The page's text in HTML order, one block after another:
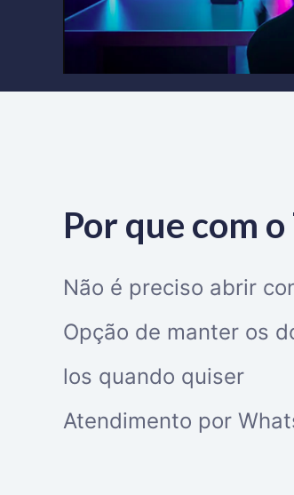
Por que com
Não é preciso abrir
Opção de manter os
los quando quiser
Atendimento por